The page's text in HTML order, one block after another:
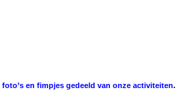
en fimpjes gedeeld van onze activiteiten.